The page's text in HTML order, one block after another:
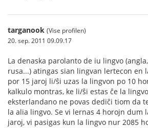
targanook (Vise profilen)
20. sep. 2011 09.09.17
La denaska parolanto de iu lingvo
rusa...) atingas sian lingvan lertecon en
por 15 jaroj li/ŝi uzas la lingvon po 10
kalkulo montras, ke li/ŝi estas ĉe la
eksterlandano ne povas dediĉi tiom da
la alia lingvo. Se vi lernas 4 horojn dum
jaroj, vi pasigas kun la lingvo nur 2085